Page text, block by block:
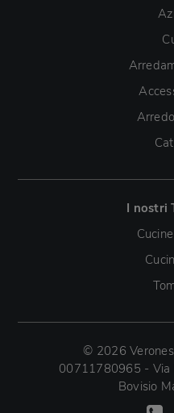
I nostri
© 2026
00711780965 -
Bovisio